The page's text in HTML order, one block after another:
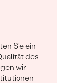
Sie ein
des
wir